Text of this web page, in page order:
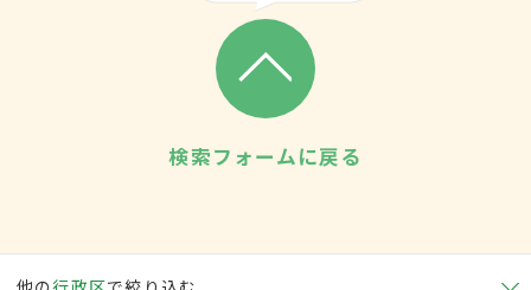
検索フォームに戻る